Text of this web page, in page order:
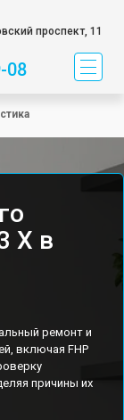
проспект, 11
08
X в
ремонт и
включая FHP
причины их